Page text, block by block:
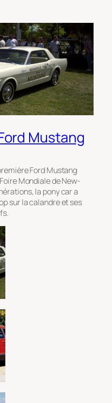
Mustang
Ford Mustang
Mondiale de New-
la pony car a
sur la calandre et ses